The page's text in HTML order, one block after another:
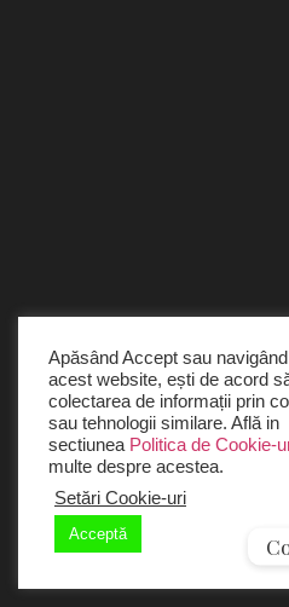
Apăsând Accept sau
acest website, ești de acord
colectarea de informații prin
sau tehnologii similare. Află in
sectiunea Politica de Cookie-
multe despre acestea.
Setări Cookie-uri
Acceptă